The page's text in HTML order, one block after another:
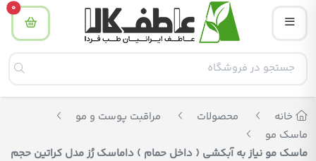
0
خانه محصولات
مراقبت پوست و مو
ماسک مو
ماسک مو نیاز به آبکشی ( داخل حمام ) داماسک رُز مدل کراتین حجم